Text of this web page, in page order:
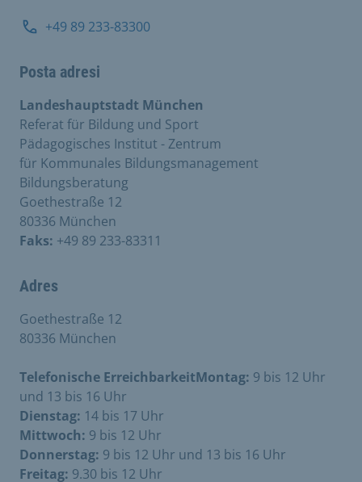
+49 89 233-83300
Posta adresi
Landeshauptstadt München
Referat für Bildung und Sport
Pädagogisches Institut - Zentrum
für Kommunales Bildungsmanagement
Bildungsberatung
Goethestraße 12
80336 München
Faks: +49 89 233-83311
Adres
Goethestraße 12
80336 München
Telefonische ErreichbarkeitMontag: 9 bis 12 Uhr
und 13 bis 16 Uhr
Dienstag: 14 bis 17 Uhr
Mittwoch: 9 bis 12 Uhr
Donnerstag: 9 bis 12 Uhr und 13 bis 16 Uhr
Freitag: 9.30 bis 12 Uhr